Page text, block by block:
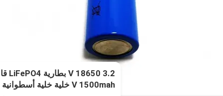
V 1500mah خلية خلية أسطوانية للطاقة الشمسية